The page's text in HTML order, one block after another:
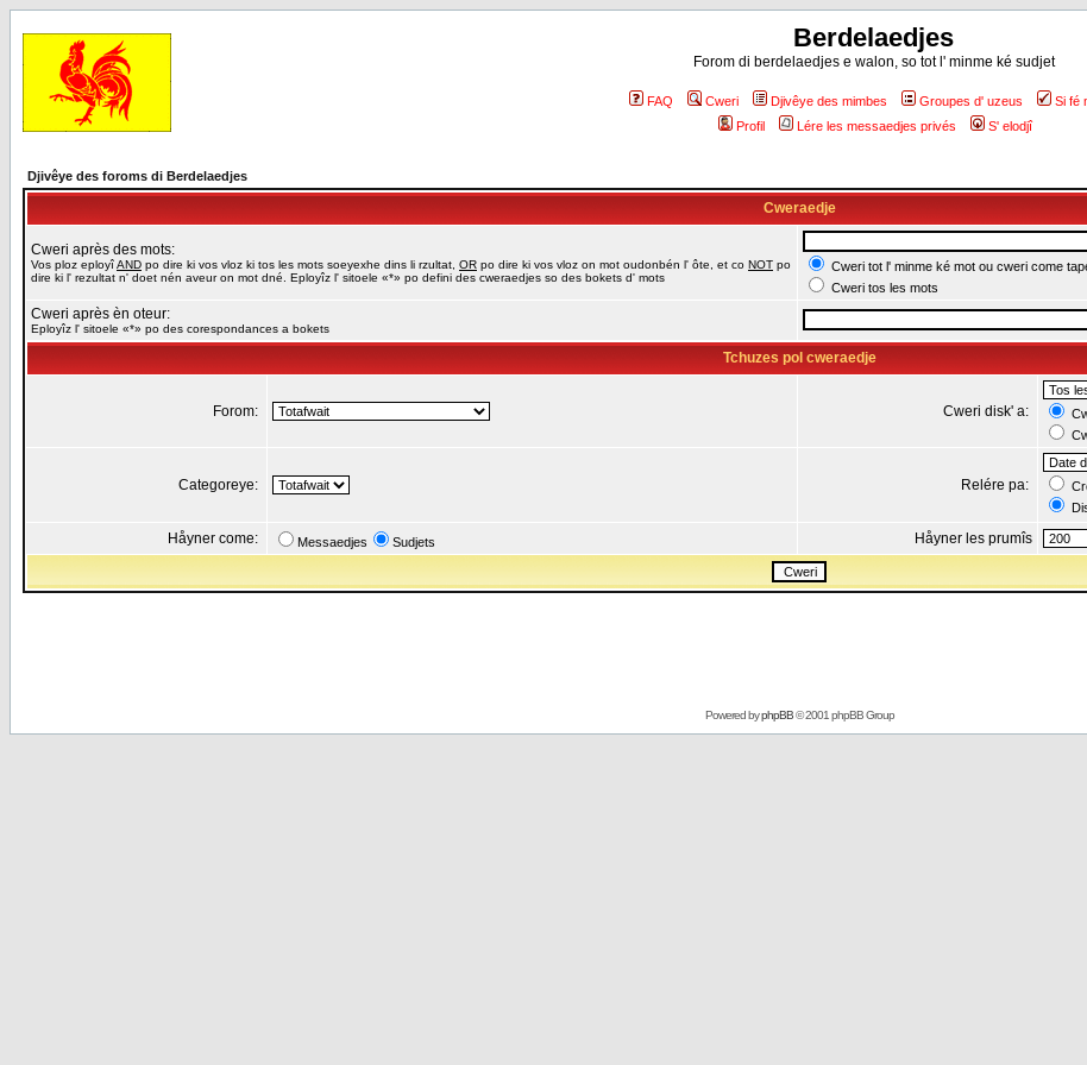
Berdelaedjes
Forom di berdelaedjes e walon, so tot l' minme ké sudjet
FAQ Cweri Djivêye des mimbes Groupes d' uzeus
Si fé
Profil
Lére les messaedjes privés S' elodjî
Djivêye des foroms di Berdelaedjes
Cweraedje
Cweri après des mots:
Vos ploz eployîAND po dire ki vos vloz ki tos les mots soeyexhe dins li rzultat, OR po dire ki vos vloz on mot oudonbén l' ôte, et co NOT po
dire ki l' rezultat n' doet nén aveur on mot dné. Eployîz l' sitoele «*» po defini des cweraedjes so des bokets d' mots
Cweri tot l' minme ké mot ou cweri come
Cweri tos les mots
Cweri après èn oteur:
Eployîz l' sitoele «*» po des corespondances a bokets
Tchuzes pol cweraedje
Forom: Cweri disk' a:
Categoreye: Relére pa:
Håyner come: Messaedjes Sudjets Håyner les prumîs
Powered byphpBB© 2001 phpBB Group